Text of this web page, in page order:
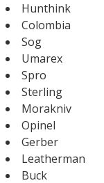
Hunthink
Colombia
Sog
Umarex
Spro
Sterling
Morakniv
Opinel
Gerber
Leatherman
Buck